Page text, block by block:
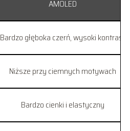
AMOLED
Bardzo głęboka czerń, wysoki kontrast
Niższe przy ciemnych motywach
Bardzo cienki i elastyczny